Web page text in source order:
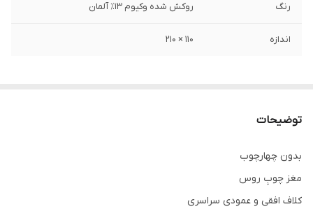
رنگ روکش شده وکیوم ۱۳٪ آلمان
اندازه ۱۱۰ × ۲۱۰
توضیحات
بدون چهارچوب
مغز چوبِ روس
کلاف افقی و عمودی سراسری